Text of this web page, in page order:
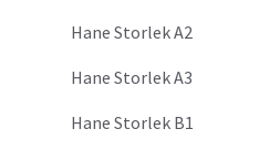
Hane Storlek A2
Hane Storlek A3
Hane Storlek B1